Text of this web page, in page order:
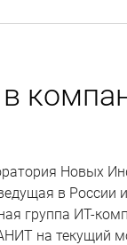
Новых
в России
группа ИТ-
на текущий